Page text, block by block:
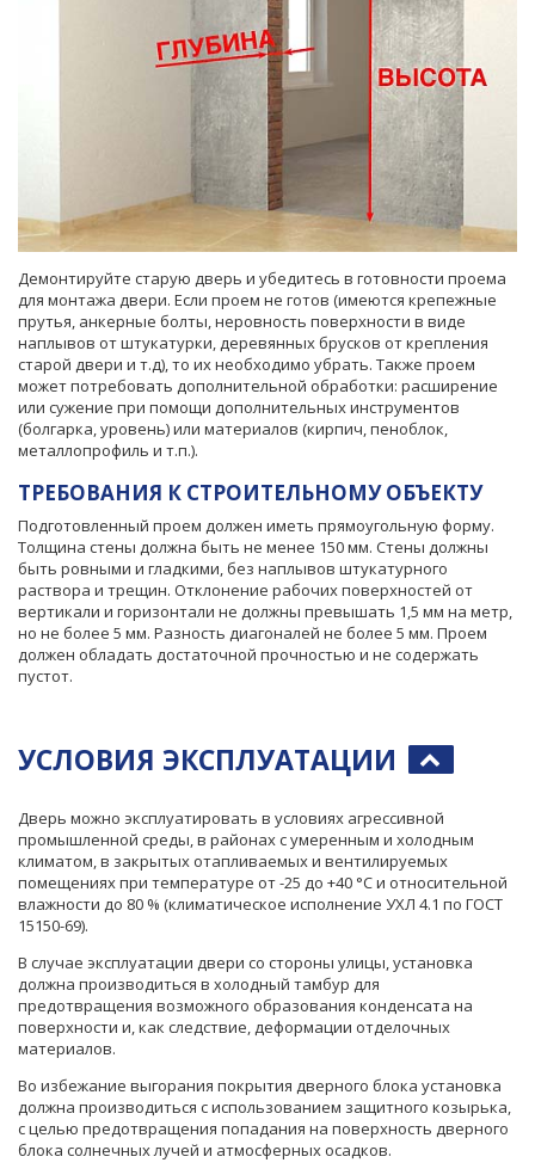
Демонтируйте старую дверь и убедитесь в готовности проема
для монтажа двери. Если проем не готов (имеются крепежные
прутья, анкерные болты, неровность поверхности в виде
наплывов от штукатурки, деревянных брусков от крепления
старой двери и т.д), то их необходимо убрать. Также проем
может потребовать дополнительной обработки: расширение
или сужение при помощи дополнительных инструментов
(болгарка, уровень) или материалов (кирпич, пеноблок,
металлопрофиль и т.п.).
ТРЕБОВАНИЯ К СТРОИТЕЛЬНОМУ ОБЪЕКТУ
Подготовленный проем должен иметь прямоугольную форму.
Толщина стены должна быть не менее 150 мм. Стены должны
быть ровными и гладкими, без наплывов штукатурного
раствора и трещин. Отклонение рабочих поверхностей от
вертикали и горизонтали не должны превышать 1,5 мм на метр,
но не более 5 мм. Разность диагоналей не более 5 мм. Проем
должен обладать достаточной прочностью и не содержать
пустот.
УСЛОВИЯ ЭКСПЛУАТАЦИИ
Дверь можно эксплуатировать в условиях агрессивной
промышленной среды, в районах с умеренным и холодным
климатом, в закрытых отапливаемых и вентилируемых
помещениях при температуре от -25 до +40 °C и относительной
влажности до 80 % (климатическое исполнение УХЛ 4.1 по ГОСТ
15150-69).
В случае эксплуатации двери со стороны улицы, установка
должна производиться в холодный тамбур для
предотвращения возможного образования конденсата на
поверхности и, как следствие, деформации отделочных
материалов.
Во избежание выгорания покрытия дверного блока установка
должна производиться с использованием защитного козырька,
с целью предотвращения попадания на поверхность дверного
блока солнечных лучей и атмосферных осадков.